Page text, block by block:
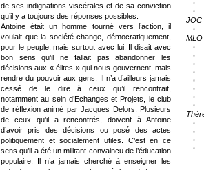
JOC
MLO
de ses indignations viscérales et de sa conviction
qu’il y a toujours des réponses possibles.
Antoine était un homme tourné vers l’action, il
voulait que la société change, démocratiquement,
pour le peuple, mais surtout avec lui. Il disait avec
bon sens qu’il ne fallait pas abandonner les
décisions aux « élites » qui nous gouvernent, mais
rendre du pouvoir aux gens. Il n’a d’ailleurs jamais
cessé de le dire à ceux qu’il rencontrait,
notamment au sein d’Echanges et Projets, le club
de réflexion animé par Jacques Delors. Plusieurs
de ceux qu’il a rencontrés, doivent à Antoine
d’avoir pris des décisions ou posé des actes
politiquement et socialement utiles. C’est en ce
sens qu’il a été un militant convaincu de l’éducation
populaire. Il n’a jamais cherché à enseigner les